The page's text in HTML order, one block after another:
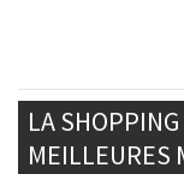
LA
MEILLEURES